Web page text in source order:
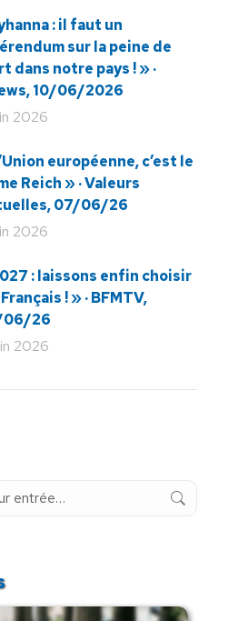
: il faut un
sur la peine de
dans notre pays ! » ·
10/06/2026
2026
européenne, c’est le
Reich » · Valeurs
07/06/26
2026
: laissons enfin choisir
! » · BFMTV,
26
2026